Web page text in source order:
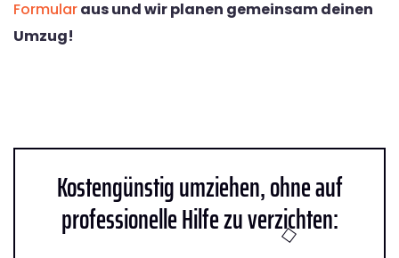
Formularaus und wir planen gemeinsam deinen
Umzug!
Kostengünstig umziehen, ohne auf
professionelle Hilfe zu verzichten: